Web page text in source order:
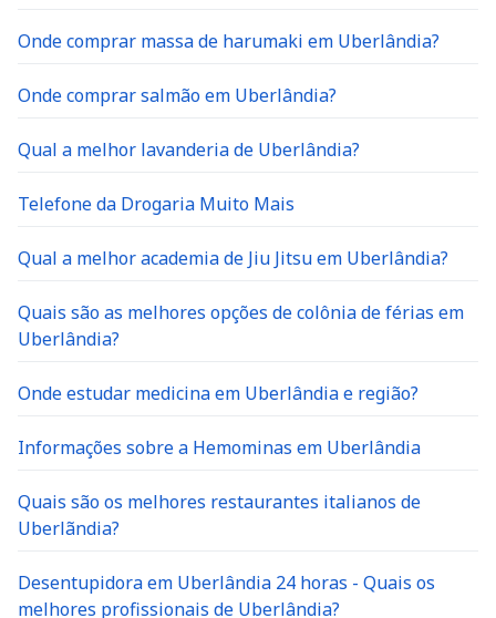
Onde comprar massa de harumaki em Uberlândia?
Onde comprar salmão em Uberlândia?
Qual a melhor lavanderia de Uberlândia?
Telefone da Drogaria Muito Mais
Qual a melhor academia de Jiu Jitsu em Uberlândia?
Quais são as melhores opções de colônia de férias em
Uberlândia?
Onde estudar medicina em Uberlândia e região?
Informações sobre a Hemominas em Uberlândia
Quais são os melhores restaurantes italianos de
Uberlãndia?
Desentupidora em Uberlândia 24 horas - Quais os
melhores profissionais de Uberlândia?